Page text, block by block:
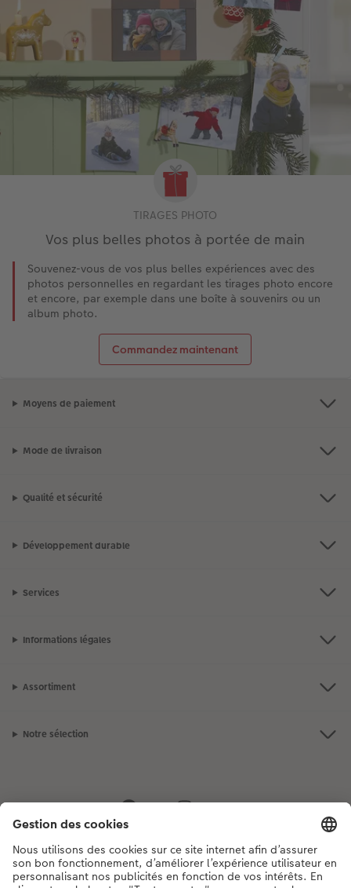
TIRAGES PHOTO
Vos plus belles photos à portée de main
Souvenez-vous de vos plus belles expériences avec des
photos personnelles en regardant les tirages photo encore
et encore, par exemple dans une boîte à souvenirs ou un
album photo.
Commandez maintenant
Moyens de paiement
Mode de livraison
Qualité et sécurité
Développement durable
Services
Informations légales
Assortiment
Notre sélection
Si vous avez des questions concernant nos produits ou votre commande,
n'hésitez pas à nous contacter du lundi au dimanche, de 9h00 à 20h00